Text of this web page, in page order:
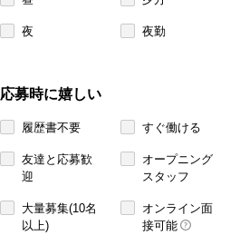
夜 夜勤
応募時に嬉しい
履歴書不要 すぐ働ける
友達と応募歓
迎
オープニング
スタッフ
大量募集(10名
以上)
オンライン面
接可能